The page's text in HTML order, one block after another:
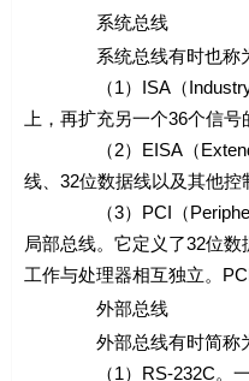
系统总线
系统总线有时也称为内
（1）ISA（Industry
上，再扩充另一个36个信
（2）EISA（Extended
线、32位数据线以及其他
（3）PCI（Peripheral
局部总线。它定义了32位
工作与处理器相互独立。
外部总线
外部总线有时简称为外
（1）RS-232C。一条串